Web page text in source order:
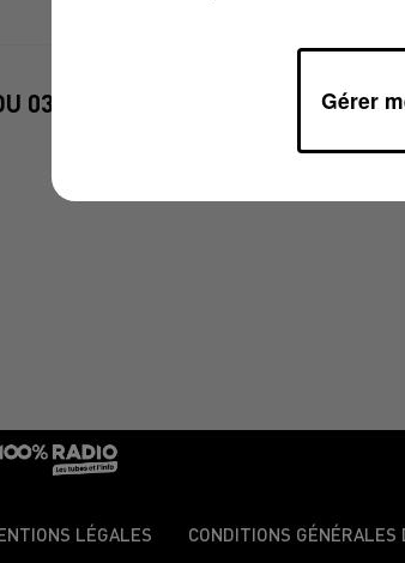
03/04/2024 À 08H30
LÉGALES CONDITIONS GÉNÉRALES
Gérer